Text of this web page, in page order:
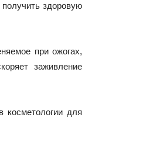
здоровую
при ожогах,
заживление
для